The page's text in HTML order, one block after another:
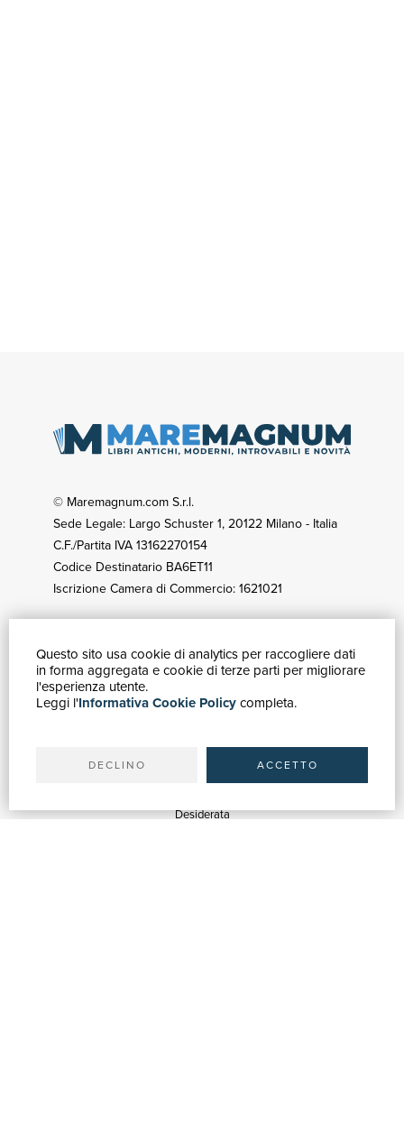
Questo sito usa cookie di analytics per raccogliere dati
in forma aggregata e cookie di terze parti per migliorare
l'esperienza utente.
Leggi l'Informativa Cookie Policycompleta.
DECLINO ACCETTO
© Maremagnum.com S.r.l.
Sede Legale: Largo Schuster 1, 20122 Milano - Italia
C.F./Partita IVA 13162270154
Codice Destinatario BA6ET11
Iscrizione Camera di Commercio: 1621021
GUIDA ACQUISTI
Catalogo
Ricerca avanzata
Spedizioni
Desiderata